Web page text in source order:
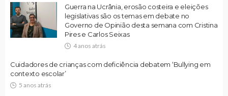
Guerra na Ucrânia, erosão costeira e eleições
legislativas são os temas em debate no
Governo de Opinião desta semana com Cristina
Pires e Carlos Seixas
4 anos atrás
Cuidadores de crianças com deficiência debatem ‘Bullying em
contexto escolar’
5 anos atrás